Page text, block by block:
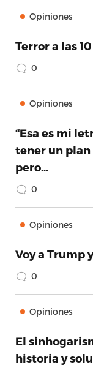
Opiniones
Terror a las
0
Opiniones
“Esa es mi
tener un plan
pero…
0
Opiniones
Voy a Trump
0
Opiniones
El
historia y